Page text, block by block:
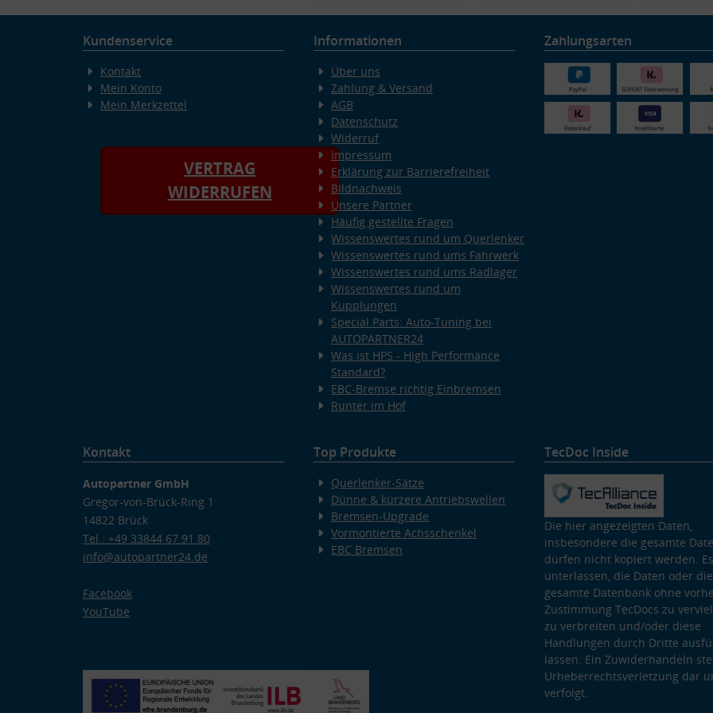
Kundenservice
Kontakt
Mein Konto
Mein Merkzettel
VERTRAG
WIDERRUFEN
Informationen
Über uns
Zahlung & Versand
AGB
Datenschutz
Widerruf
Impressum
Erklärung zur Barrierefreiheit
Bildnachweis
Unsere Partner
Häufig gestellte Fragen
Wissenswertes rund um Querlenker
Wissenswertes rund ums Fahrwerk
Wissenswertes rund ums Radlager
Wissenswertes rund um
Kupplungen
Special Parts: Auto-Tuning bei
AUTOPARTNER24
Was ist HPS - High Performance
Standard?
EBC-Bremse richtig Einbremsen
Runter im Hof
Zahlungsarten
Kontakt
Autopartner GmbH
Gregor-von-Brück-Ring 1
14822 Brück
Tel.: +49 33844 67 91 80
info@autopartner24.de
Facebook
YouTube
Top Produkte
Querlenker-Sätze
Dünne & kürzere Antriebswellen
Bremsen-Upgrade
Vormontierte Achsschenkel
EBC Bremsen
TecDoc Inside
Die hier angezeigten Daten,
insbesondere die gesamte
dürfen nicht kopiert werden.
unterlassen, die Daten oder die
gesamte Datenbank ohne
Zustimmung TecDocs zu
zu verbreiten und/oder diese
Handlungen durch Dritte
lassen. Ein Zuwiderhandeln
Urheberrechtsverletzung dar
verfolgt.